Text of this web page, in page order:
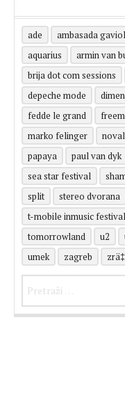
ade ambasada
aquarius
armin van
brija dot com sessions
depeche mode
fedde le grand
marko felinger
papaya
paul van dyk
sea star festival
split
stereo dvorana
t-mobile inmusic festival
tomorrowland
u2
umek
zagreb